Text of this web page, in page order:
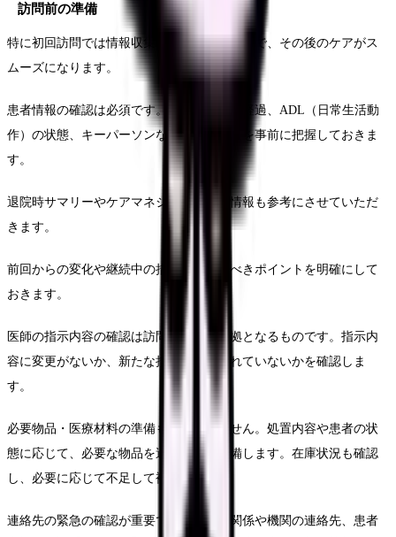
訪問前の準備
特に初回訪問では情報収集に時間を置くことで、その後のケアがス
ムーズになります。
患者情報の確認は必須です。疾患名や治療経過、ADL（日常生活動
作）の状態、キーパーソンなどの基本情報を事前に把握しておきま
す。
退院時サマリーやケアマネジャーからの情報も参考にさせていただ
きます。
前回からの変化や継続中の措置、観察すべきポイントを明確にして
おきます。
医師の指示内容の確認は訪問看護法の根拠となるものです。指示内
容に変更がないか、新たな措置が追加されていないかを確認しま
す。
必要物品・医療材料の準備も必要ありません。処置内容や患者の状
態に応じて、必要な物品を過不足なく準備します。在庫状況も確認
し、必要に応じて不足して補充します。
連絡先の緊急の確認が重要です。主治医関係や機関の連絡先、患者